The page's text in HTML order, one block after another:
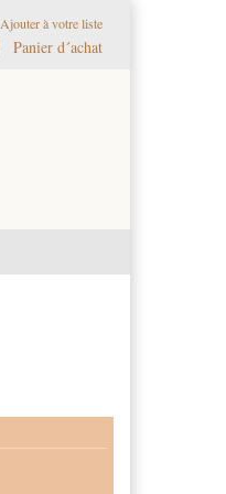
Ajouter à votre liste
Panier d´achat